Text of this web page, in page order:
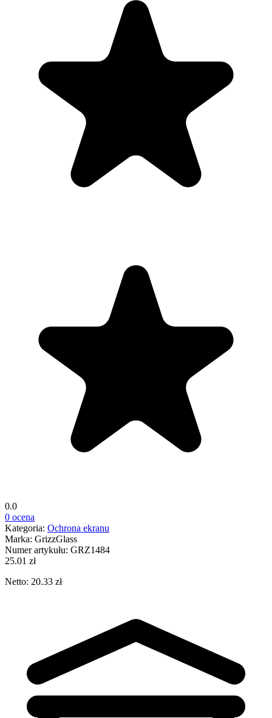
0.0
0 ocena
Kategoria: Ochrona ekranu
Marka: GrizzGlass
Numer artykułu: GRZ1484
25.01 zł
Netto: 20.33 zł